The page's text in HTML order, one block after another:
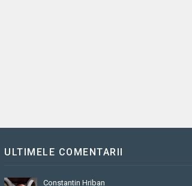
ULTIMELE COMENTARII
Constantin Hriban